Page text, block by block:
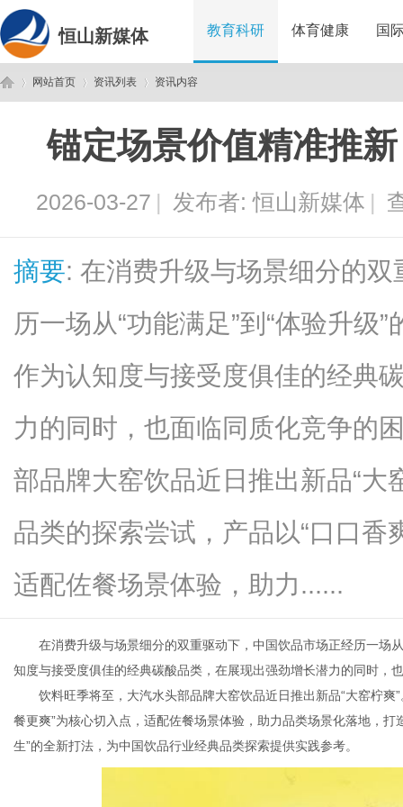
恒山新媒体 教育科研 体育健康 国
网站首页
›
资讯列表
›
资讯内容
锚定场景价值精准推
2026-03-27 | 发布者:恒山新媒体 |
摘要: 在消费升级与场景细分的
历一场从“功能满足”到“体验升级
作为认知度与接受度俱佳的经典
力的同时，也面临同质化竞争的
部品牌大窑饮品近日推出新品“大
品类的探索尝试，产品以“口口香
适配佐餐场景体验，助力......
在消费升级与场景细分的双重驱动下，中国饮品市场正经历一场
知度与接受度俱佳的经典碳酸品类，在展现出强劲增长潜力的同时，
饮料旺季将至，大汽水头部品牌大窑饮品近日推出新品“大窑柠
餐更爽”为核心切入点，适配佐餐场景体验，助力品类场景化落地，
生”的全新打法，为中国饮品行业经典品类探索提供实践参考。